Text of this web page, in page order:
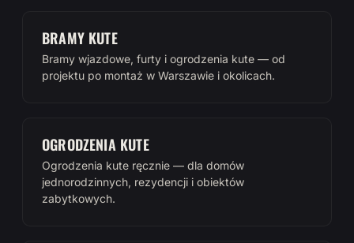
BRAMY KUTE
Bramy wjazdowe, furty i ogrodzenia kute — od
projektu po montaż w Warszawie i okolicach.
OGRODZENIA KUTE
Ogrodzenia kute ręcznie — dla domów
jednorodzinnych, rezydencji i obiektów
zabytkowych.